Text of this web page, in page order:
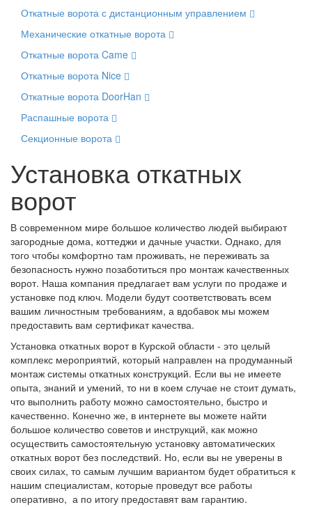
Откатные ворота с дистанционным управлением
Механические откатные ворота
Откатные ворота Came
Откатные ворота Nice
Откатные ворота DoorHan
Распашные ворота
Секционные ворота
Установка откатных
ворот
В современном мире большое количество людей выбирают
загородные дома, коттеджи и дачные участки. Однако, для
того чтобы комфортно там проживать, не переживать за
безопасность нужно позаботиться про монтаж качественных
ворот. Наша компания предлагает вам услуги по продаже и
установке под ключ. Модели будут соответствовать всем
вашим личностным требованиям, а вдобавок мы можем
предоставить вам сертификат качества.
Установка откатных ворот в Курской области - это целый
комплекс мероприятий, который направлен на продуманный
монтаж системы откатных конструкций. Если вы не имеете
опыта, знаний и умений, то ни в коем случае не стоит думать,
что выполнить работу можно самостоятельно, быстро и
качественно. Конечно же, в интернете вы можете найти
большое количество советов и инструкций, как можно
осуществить самостоятельную установку автоматических
откатных ворот без последствий. Но, если вы не уверены в
своих силах, то самым лучшим вариантом будет обратиться к
нашим специалистам, которые проведут все работы
оперативно, а по итогу предоставят вам гарантию.